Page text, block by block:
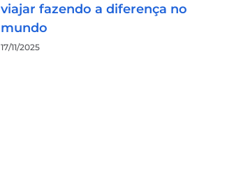
viajar fazendo a diferença no
mundo
17/11/2025